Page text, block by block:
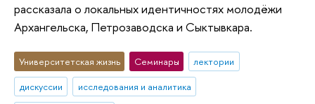
рассказала о локальных идентичностях молодёжи
Архангельска, Петрозаводска и Сыктывкара.
Университетская жизнь Семинары
лектории
дискуссии
исследования и аналитика